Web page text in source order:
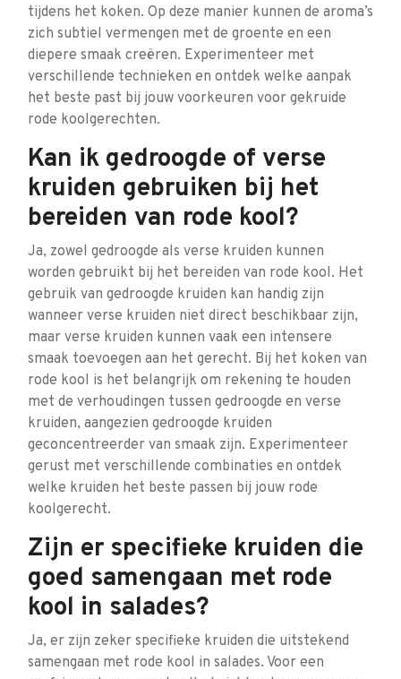
tijdens het koken. Op deze manier kunnen de aroma’s
zich subtiel vermengen met de groente en een
diepere smaak creëren. Experimenteer met
verschillende technieken en ontdek welke aanpak
het beste past bij jouw voorkeuren voor gekruide
rode koolgerechten.
Kan ik gedroogde of verse
kruiden gebruiken bij het
bereiden van rode kool?
Ja, zowel gedroogde als verse kruiden kunnen
worden gebruikt bij het bereiden van rode kool. Het
gebruik van gedroogde kruiden kan handig zijn
wanneer verse kruiden niet direct beschikbaar zijn,
maar verse kruiden kunnen vaak een intensere
smaak toevoegen aan het gerecht. Bij het koken van
rode kool is het belangrijk om rekening te houden
met de verhoudingen tussen gedroogde en verse
kruiden, aangezien gedroogde kruiden
geconcentreerder van smaak zijn. Experimenteer
gerust met verschillende combinaties en ontdek
welke kruiden het beste passen bij jouw rode
koolgerecht.
Zijn er specifieke kruiden die
goed samengaan met rode
kool in salades?
Ja, er zijn zeker specifieke kruiden die uitstekend
samengaan met rode kool in salades. Voor een